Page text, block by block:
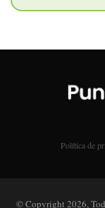
Política de
© Copyright 2026,